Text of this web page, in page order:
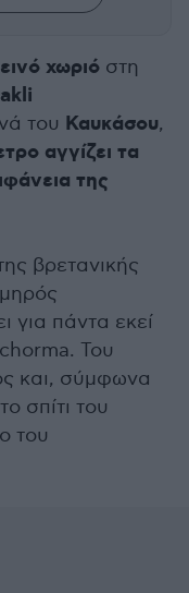
χωριό στη
του Καυκάσου,
αγγίζει τα
της
βρετανικής
για πάντα εκεί
Του
και, σύμφωνα
σπίτι του
του